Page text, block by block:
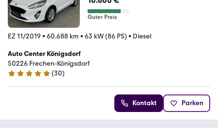
Guter Preis
EZ 11/2019 • 60.688 km • 63 kW (86 PS) • Diesel
Auto Center Königsdorf
50226 Frechen-Königsdorf
4.9 Sterne
(30)
Kontakt Parken